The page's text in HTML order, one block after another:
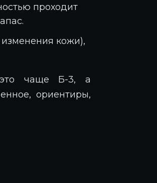
проходит
кожи),
это чаще Б-3, а
ориентиры,